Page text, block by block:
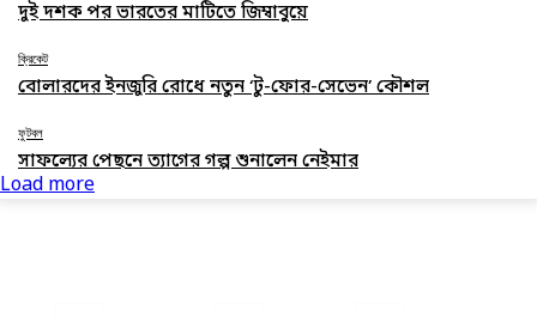
দুই দশক পর ভারতের মাটিতে জিম্বাবুয়ে
ক্রিকেট
বোলারদের ইনজুরি রোধে নতুন ‘টু-ফোর-সেভেন’ কৌশল
ফুটবল
সাফল্যের পেছনে ত্যাগের গল্প শুনালেন নেইমার
Load more